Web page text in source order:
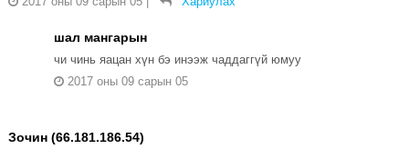
шал мангарын
чи чинь яацан хүн бэ инээж чаддаггүй юмуу
2017 оны 09 сарын 05
Зочин (66.181.186.54)